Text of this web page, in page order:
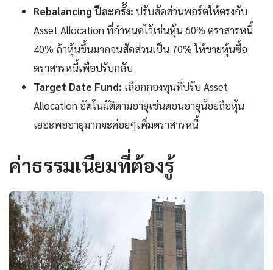
Rebalancing ปีละครั้ง: ปรับสัดส่วนพอร์ตให้ตรงกับ
Asset Allocation ที่กำหนดไว้เช่นหุ้น 60% ตราสารหนี้
40% ถ้าหุ้นขึ้นมากจนสัดส่วนเป็น 70% ให้ขายหุ้นซื้อ
ตราสารหนี้เพื่อปรับกลับ
Target Date Fund: เลือกกองทุนที่ปรับ Asset
Allocation อัตโนมัติตามอายุเช่นตอนอายุน้อยถือหุ้น
เยอะพออายุมากจะค่อยๆเพิ่มตราสารหนี้
ค่าธรรมเนียมที่ต้องรู้